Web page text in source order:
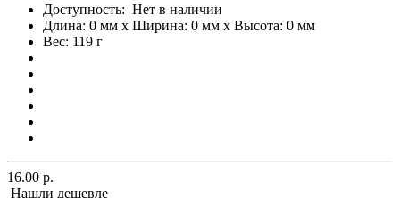
Доступность: Нет в наличии
Длина: 0 мм x Ширина: 0 мм x Высота: 0 мм
Вес: 119 г
16.00 р.
Нашли дешевле